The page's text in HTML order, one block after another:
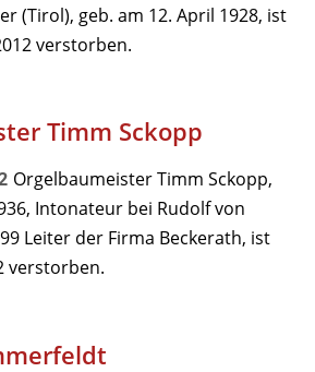
(Tirol), geb. am 12. April 1928, ist
verstorben.
Timm Sckopp
Orgelbaumeister Timm Sckopp,
Intonateur bei Rudolf von
Leiter der Firma Beckerath, ist
verstorben.